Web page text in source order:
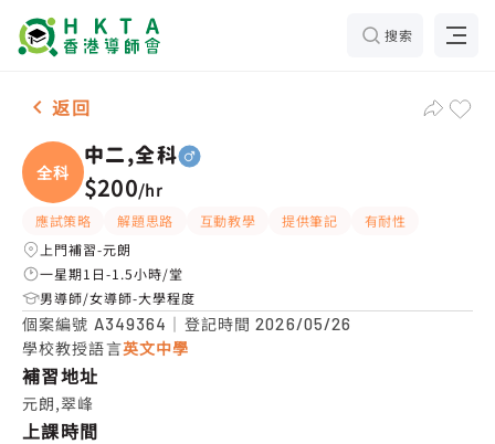
搜索
男-1名 中二,全科，元朗 補習推介
返回
全科
中二,全科
$200/hr
應試策略 解題思路 互動教學 提供筆記
有耐性
上門補習-元朗
一星期1日-1.5小時/堂
男導師/女導師-大學程度
個案編號 A349364 ｜登記時間2026/05/26
學校教授語言英文中學
補習地址
元朗,翠峰
上課時間